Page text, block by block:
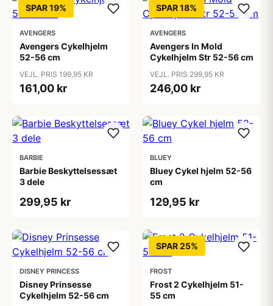
SPAR 19%
AVENGERS
Avengers Cykelhjelm
52-56 cm
VEJL. PRIS 199,95 KR
161,00 kr
SPAR 18%
AVENGERS
Avengers In Mold
Cykelhjelm Str 52-56 cm
VEJL. PRIS 299,95 KR
246,00 kr
BARBIE
Barbie Beskyttelsessæt
3 dele
299,95 kr
BLUEY
Bluey Cykel hjelm 52-56
cm
129,95 kr
DISNEY PRINCESS
Disney Prinsesse
Cykelhjelm 52-56 cm
SPAR 25%
FROST
Frost 2 Cykelhjelm 51-
55 cm